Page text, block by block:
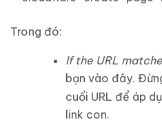
Trong đó:
If the URL
bạn vào đây.
cuối URL để áp
link con.